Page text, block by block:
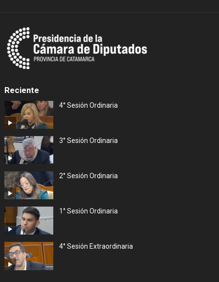
Reciente
4° Sesión Ordinaria
3° Sesión Ordinaria
2° Sesión Ordinaria
1° Sesión Ordinaria
4° Sesión Extraordinaria